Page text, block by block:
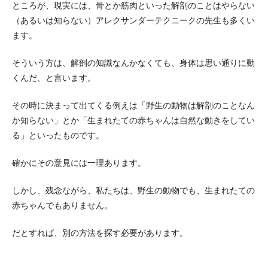
ところが、現実には、骨とか筋肉といった解剖のことはやらない
（あるいは知らない）アレクサンダーテクニークの先生も多くい
ます。
そういう方は、解剖の知識なんかなくても、身体は思い通りに動
くんだ、と言います。
その時に決まって出てくる例えは「野生の動物は解剖のことなん
か知らない」とか「生まれたての赤ちゃんは自然な動きをしてい
る」といったものです。
確かにその意見には一理あります。
しかし、残念ながら、私たちは、野生の動物でも、生まれたての
赤ちゃんでもありません。
だとすれば、別の方法を探す必要があります。